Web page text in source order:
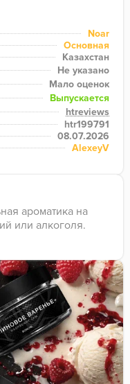
Noar
Основная
Казахстан
Не указано
Мало оценок
Выпускается
htreviews
htr199791
08.07.2026
AlexeyV
ароматика на
или алкоголя.